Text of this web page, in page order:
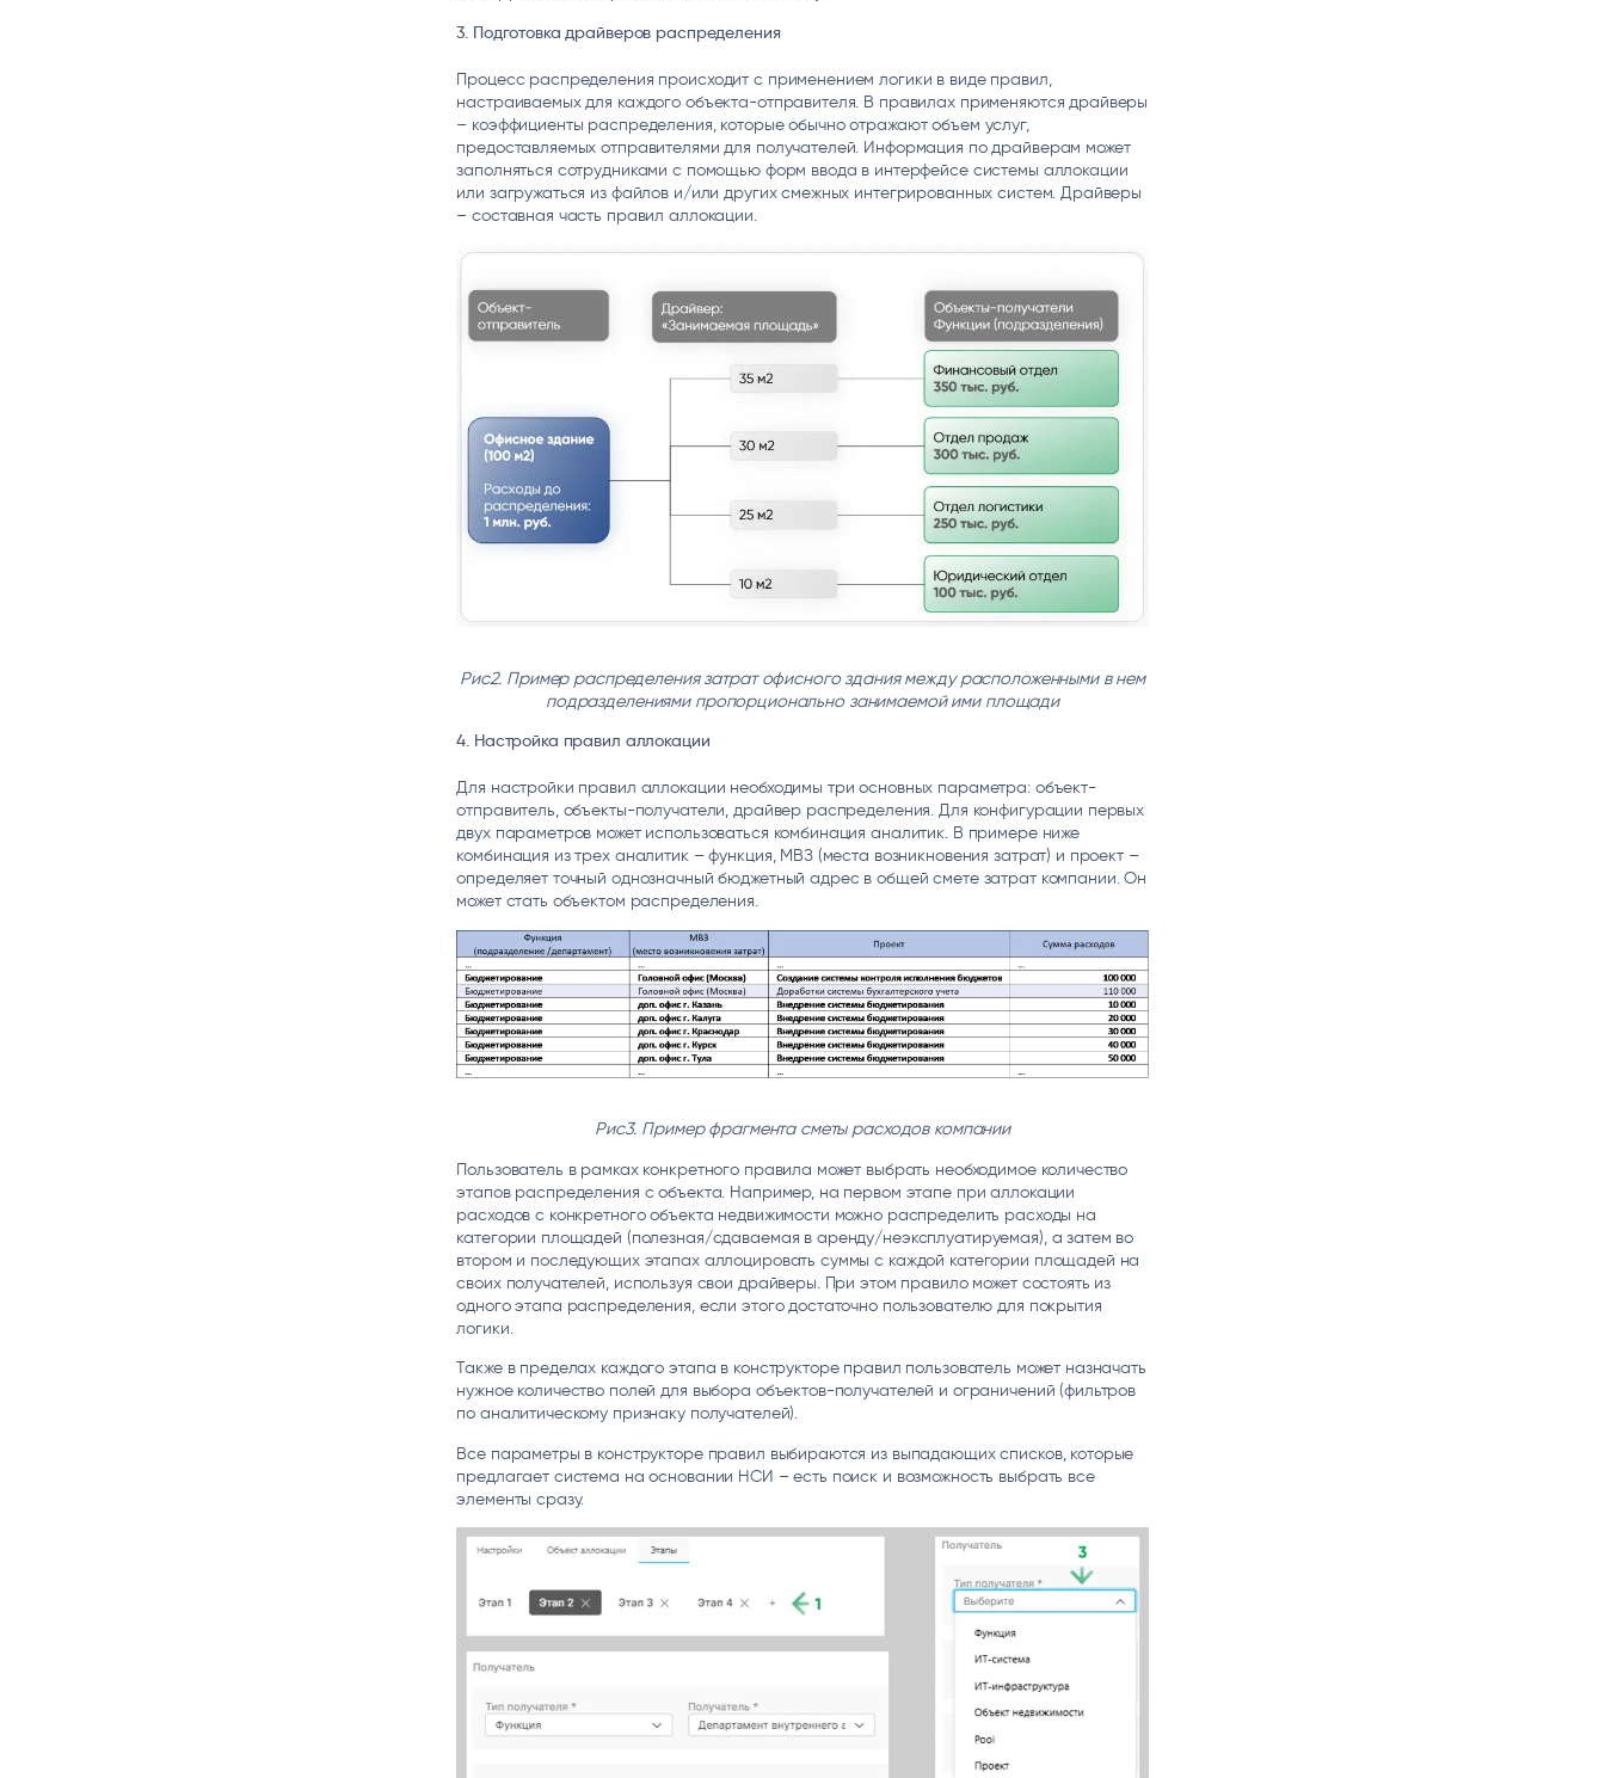
3. Подготовка драйверов распределения
Процесс распределения происходит с применением логики в виде правил,
настраиваемых для каждого объекта-отправителя. В правилах применяются драйверы
– коэффициенты распределения, которые обычно отражают объем услуг,
предоставляемых отправителями для получателей. Информация по драйверам может
заполняться сотрудниками с помощью форм ввода в интерфейсе системы аллокации
или загружаться из файлов и/или других смежных интегрированных систем. Драйверы
– составная часть правил аллокации.
Рис2. Пример распределения затрат офисного здания между расположенными в нем
подразделениями пропорционально занимаемой ими площади
4. Настройка правил аллокации
Для настройки правил аллокации необходимы три основных параметра: объект-
отправитель, объекты-получатели, драйвер распределения. Для конфигурации первых
двух параметров может использоваться комбинация аналитик. В примере ниже
комбинация из трех аналитик – функция, МВЗ (места возникновения затрат) и проект –
определяет точный однозначный бюджетный адрес в общей смете затрат компании. Он
может стать объектом распределения.
Рис3. Пример фрагмента сметы расходов компании
Пользователь в рамках конкретного правила может выбрать необходимое количество
этапов распределения с объекта. Например, на первом этапе при аллокации
расходов с конкретного объекта недвижимости можно распределить расходы на
категории площадей (полезная/сдаваемая в аренду/неэксплуатируемая), а затем во
втором и последующих этапах аллоцировать суммы с каждой категории площадей на
своих получателей, используя свои драйверы. При этом правило может состоять из
одного этапа распределения, если этого достаточно пользователю для покрытия
логики.
Также в пределах каждого этапа в конструкторе правил пользователь может назначать
нужное количество полей для выбора объектов-получателей и ограничений (фильтров
по аналитическому признаку получателей).
Все параметры в конструкторе правил выбираются из выпадающих списков, которые
предлагает система на основании НСИ – есть поиск и возможность выбрать все
элементы сразу.